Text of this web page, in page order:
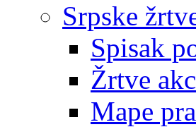
Srpske
Spisak
Žrtve
Mape